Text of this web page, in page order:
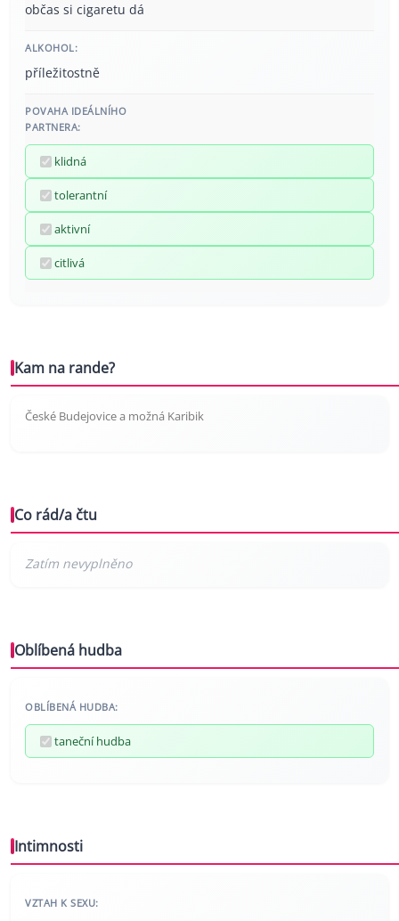
občas si cigaretu dá
ALKOHOL:
příležitostně
POVAHA IDEÁLNÍHO
PARTNERA:
klidná
tolerantní
aktivní
citlivá
Kam na rande?
České Budejovice a možná Karibik
Co rád/a čtu
Oblíbená hudba
OBLÍBENÁ HUDBA:
taneční hudba
Intimnosti
VZTAH K SEXU: